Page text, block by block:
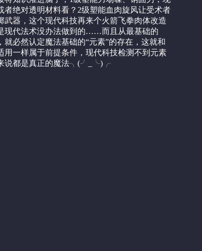
者绝对透明材料看？2级塑能血肉旋风让受术者
武器，这个现代科技再来个火箭飞拳肉体改造
现代法术没办法做到的……而且从最基础的
必然认定魔法基础的“元素”的存在，这就和
用一样属于前提条件，现代科技检测不到元素
来说都是真正的魔法╮(╯_╰)╭